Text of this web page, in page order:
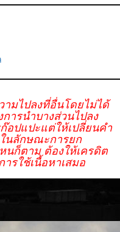
มไปลงที่อื่นโดยไม่ได้
ารนำบางส่วนไปลง
อปแปะแต่ให้เปลี่ยนคำ
ในลักษณะการยก
นก็ตาม ต้องให้เครดิต
รใช้เนื้อหาเสมอ